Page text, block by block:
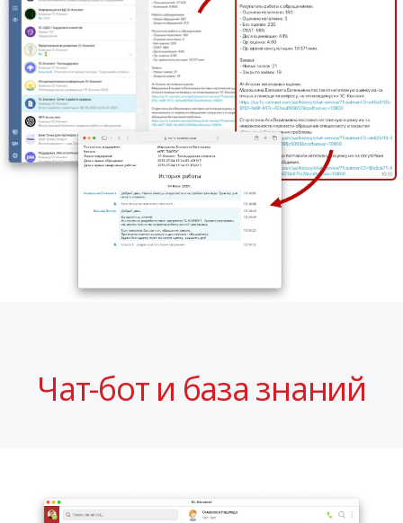
Чат-бот и база знаний